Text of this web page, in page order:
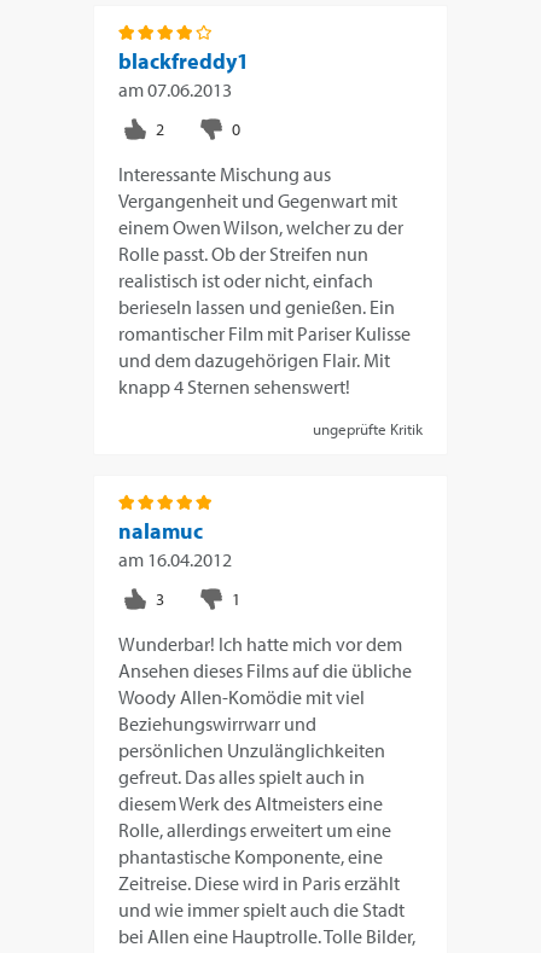
blackfreddy1
am07.06.2013
Interessante Mischung aus
Vergangenheit und Gegenwart mit
einem Owen Wilson, welcher zu der
Rolle passt. Ob der Streifen nun
realistisch ist oder nicht, einfach
berieseln lassen und genießen. Ein
romantischer Film mit Pariser Kulisse
und dem dazugehörigen Flair. Mit
knapp 4 Sternen sehenswert!
ungeprüfte Kritik
nalamuc
am 16.04.2012
Wunderbar! Ich hatte mich vor dem
Ansehen dieses Films auf die übliche
Woody Allen-Komödie mit viel
Beziehungswirrwarr und
persönlichen Unzulänglichkeiten
gefreut. Das alles spielt auch in
diesem Werk des Altmeisters eine
Rolle, allerdings erweitert um eine
phantastische Komponente, eine
Zeitreise. Diese wird in Paris erzählt
und wie immer spielt auch die Stadt
bei Allen eine Hauptrolle. Tolle Bilder,